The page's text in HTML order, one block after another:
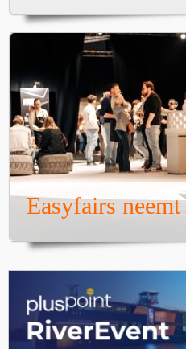
Easyfairs